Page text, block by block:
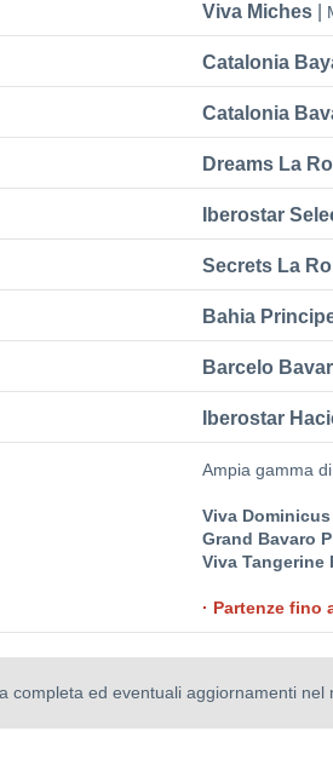
Viva Miches
Catalonia
Catalonia
Dreams La
Iberostar
Secrets La
Bahia
Barcelo
Iberostar
Ampia gamma
Viva
Grand Bavaro
Viva Tangerine
· Partenze fino
completa ed eventuali aggiornamenti nel